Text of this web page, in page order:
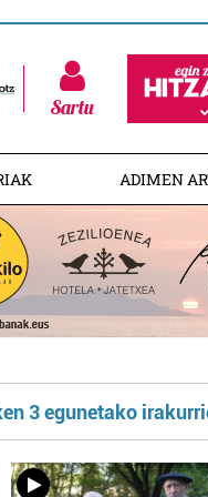
Sartu
ADIMEN
3 egunetako